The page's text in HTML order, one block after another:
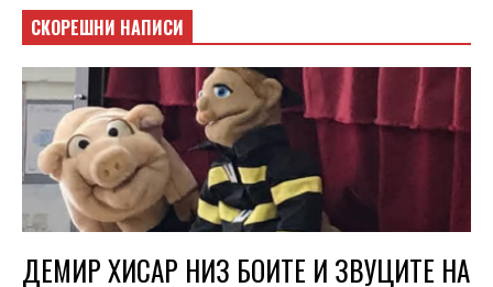
СКОРЕШНИ НАПИСИ
ДЕМИР ХИСАР НИЗ БОИТЕ И ЗВУЦИТЕ НА